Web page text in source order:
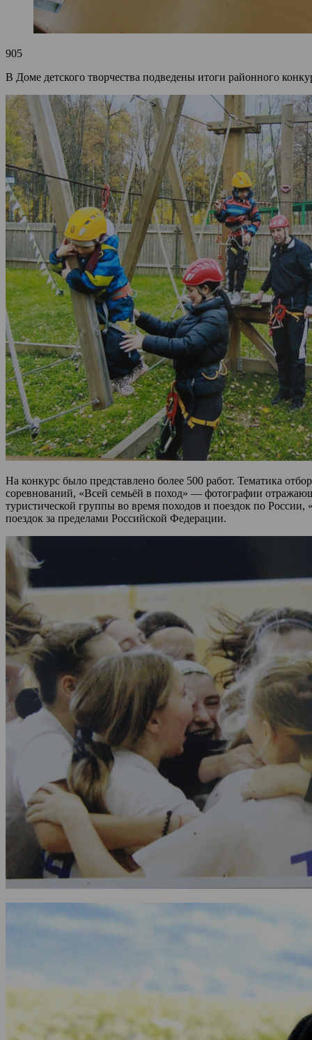
905
В Доме детского творчества подведены итоги районного
На конкурс было представлено более 500 работ. Тематика
соревнований, «Всей семьёй в поход» — фотографии
туристической группы во время походов и поездок по
поездок за пределами Российской Федерации.